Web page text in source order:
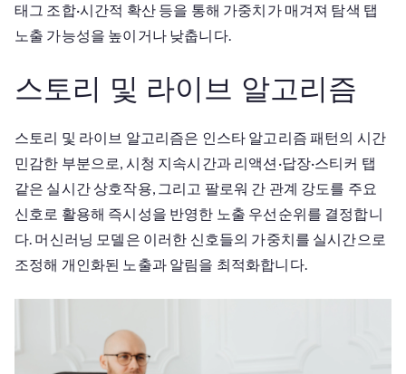
태그 조합·시간적 확산 등을 통해 가중치가 매겨져 탐색 탭
노출 가능성을 높이거나 낮춥니다.
스토리 및 라이브 알고리즘
스토리 및 라이브 알고리즘은 인스타 알고리즘 패턴의 시간
민감한 부분으로, 시청 지속시간과 리액션·답장·스티커 탭
같은 실시간 상호작용, 그리고 팔로워 간 관계 강도를 주요
신호로 활용해 즉시성을 반영한 노출 우선순위를 결정합니
다. 머신러닝 모델은 이러한 신호들의 가중치를 실시간으로
조정해 개인화된 노출과 알림을 최적화합니다.